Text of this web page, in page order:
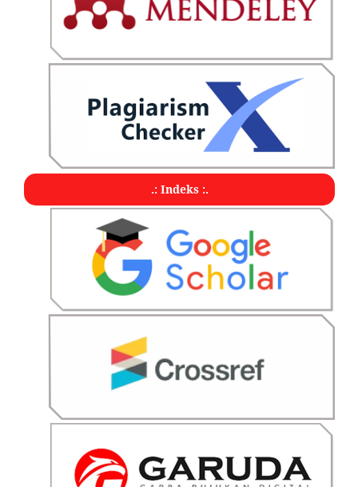
.: Indeks :.